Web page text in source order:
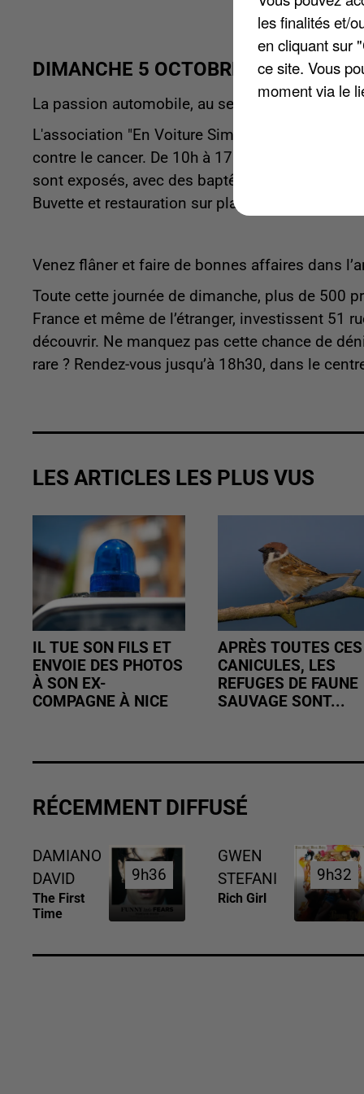
DIMANCHE 5 OCTOBRE
La passion automobile, au service de la
L'association "En Voiture Simone Moreuil"
contre le cancer. De 10h à 17h sur le parking
sont exposés, avec des baptêmes en voitures
Buvette et restauration sur place. Entrée libre.
Venez flâner et faire de bonnes affaires dans
Toute cette journée de dimanche, plus de 500
France et même de l’étranger, investissent 51
découvrir. Ne manquez pas cette chance de
rare ? Rendez-vous jusqu’à 18h30, dans le
LES ARTICLES LES PLUS VUS
IL TUE SON FILS ET
ENVOIE DES PHOTOS
À SON EX-
COMPAGNE À NICE
APRÈS TOUTES CES
CANICULES, LES
REFUGES DE FAUNE
SAUVAGE SONT...
RÉCEMMENT DIFFUSÉ
DAMIANO
DAVID
The First
Time
9h36
9h36
GWEN
STEFANI
Rich Girl
9h32
9h32
les finalités et/
en cliquant sur
ce site. Vous
moment via le